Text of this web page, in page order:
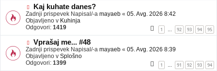
b
a
v
e
N
o
v
e
b
a
v
e
Kaj kuhate danes?
Zadnji prispevek Napisal/-a mayaeb « 05. Avg. 2026 8:42
Objavljeno v Kuhinja
Odgovori: 1419 1 … 92 93 94 95
N
o
v
e
Vprašaj me... #48
Zadnji prispevek Napisal/-a mayaeb « 05. Avg. 2026 8:39
Objavljeno v Splošno
Odgovori: 1399 1 91 92 93 94